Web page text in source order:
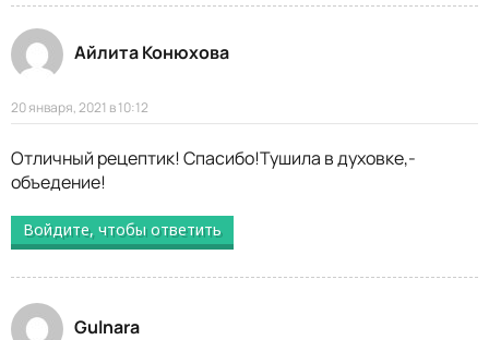
Айлита Конюхова
20 января, 2021 в 10:12
Отличный рецептик! Спасибо!Тушила в духовке,-
объедение!
Войдите, чтобы ответить
Gulnara